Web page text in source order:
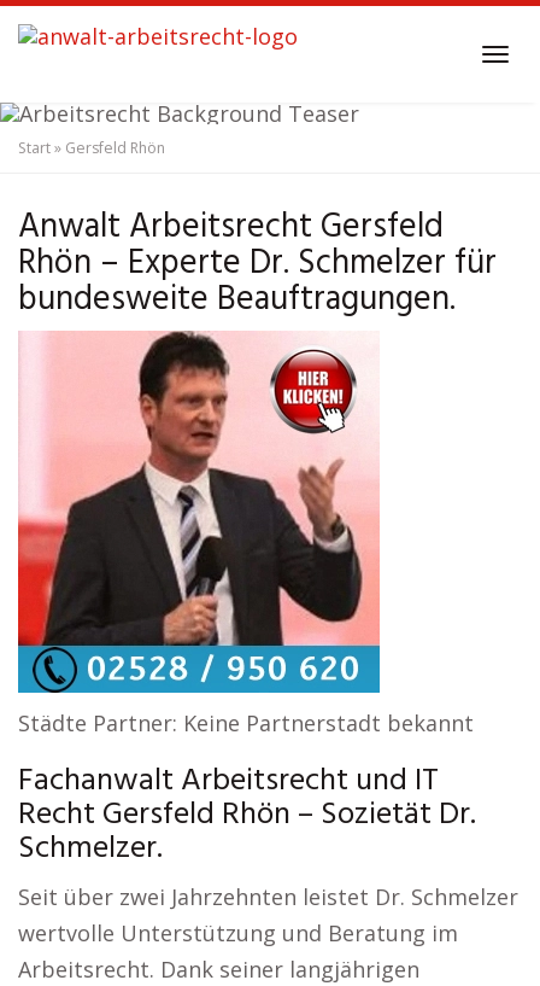
Skip
to
content
Start» Gersfeld Rhön
Anwalt Arbeitsrecht Gersfeld
Rhön – Experte Dr. Schmelzer für
bundesweite Beauftragungen.
Städte Partner: Keine Partnerstadt bekannt
Fachanwalt Arbeitsrecht und IT
Recht Gersfeld Rhön – Sozietät Dr.
Schmelzer.
Seit über zwei Jahrzehnten leistet Dr. Schmelzer
wertvolle Unterstützung und Beratung im
Arbeitsrecht. Dank seiner langjährigen